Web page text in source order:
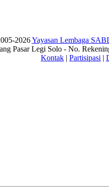
2026Yayasan Lembaga
Pasar Legi Solo - No.
Kontak | Partisipasi |